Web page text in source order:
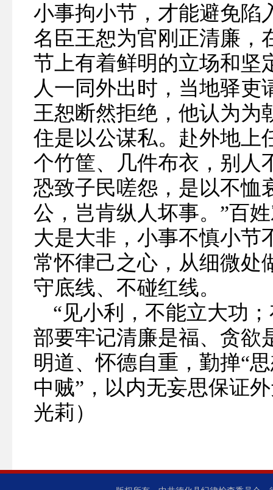
小事拘小节，才能避免陷
名臣王恕为官刚正清廉，
节上有着鲜明的立场和坚
人一同外出时，当地驿
王恕断然拒绝，他认为为
住是以公谋私。赴外地上
个竹筐、几件布衣，别人
恐致子民嗟怨，是以不恤
公，岂肯纵人坏事。”百
大是大非，小事不慎小节
常怀律己之心，从细微处
守底线、不碰红线。
“见小利，不能立大功
部要牢记清廉是福、贪欲
明道、怀德自重，勤掸“
中贼”，以内无妄思保证
光莉）